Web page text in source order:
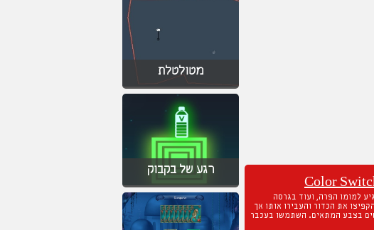
Color
למומו הפרה, ועוד בגרסה
את הכדור והעבירו אותו אך
בצבע המתאים. השתמשו בעכבר
מטולטלת
רגע של בקבוק